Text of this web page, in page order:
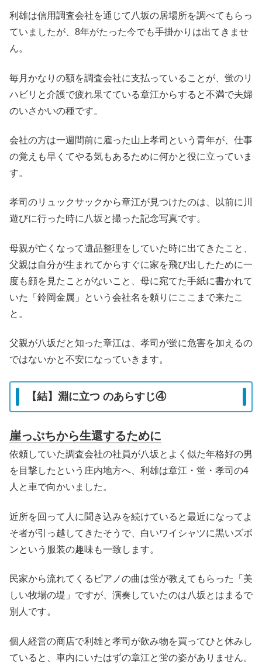
利雄は信用調査会社を通じて八坂の居場所を調べてもらっ
ていましたが、8年がたった今でも手掛かりは出てきませ
ん。
毎月かなりの額を調査会社に支払っていることが、蛍のリ
ハビリと介護で疲れ果てている章江からすると不満で夫婦
のいさかいの種です。
会社の方は一週間前に雇った山上孝司という青年が、仕事
の覚えも早くてやる気もあるために何かと役に立っていま
す。
孝司のリュックサックから章江が見つけたのは、以前に川
遊びに行った時に八坂と撮った記念写真です。
母親が亡くなって遺品整理をしていた時に出てきたこと、
父親は自分が生まれてからすぐに家を飛び出したために一
度も顔を見たことがないこと、母に宛てた手紙に書かれて
いた「鈴岡金属」という会社名を頼りにここまで来たこ
と。
父親が八坂だと知った章江は、孝司が蛍に危害を加えるの
ではないかと不安になっていきます。
【結】淵に立つ のあらすじ④
崖っぷちから生還するために
依頼していた調査会社の社員が八坂とよく似た年格好の男
を目撃したという庄内地方へ、利雄は章江・蛍・孝司の4
人と車で向かいました。
近所を回って人に聞き込みを続けていると最近になってよ
そ者が引っ越してきたそうで、白いワイシャツに黒いズボ
ンという服装の趣味も一致します。
民家から流れてくるピアノの曲は蛍が教えてもらった「美
しい牧場の堤」ですが、演奏していたのは八坂とはまるで
別人です。
個人経営の商店で利雄と孝司が飲み物を買ってひと休みし
ていると、車内にいたはずの章江と蛍の姿がありません。